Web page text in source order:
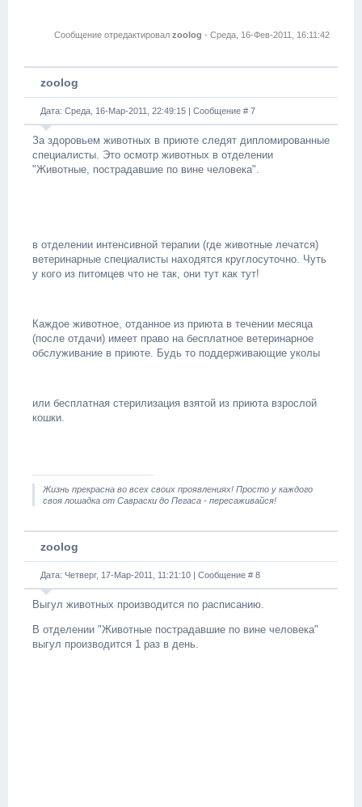
Сообщение отредактировал zoolog - Среда, 16-Фев-2011, 16:11:42
zoolog
Дата: Среда, 16-Мар-2011, 22:49:15 | Сообщение # 7
За здоровьем животных в приюте следят дипломированные
специалисты. Это осмотр животных в отделении
"Животные, пострадавшие по вине человека".
в отделении интенсивной терапии (где животные лечатся)
ветеринарные специалисты находятся круглосуточно. Чуть
у кого из питомцев что не так, они тут как тут!
Каждое животное, отданное из приюта в течении месяца
(после отдачи) имеет право на бесплатное ветеринарное
обслуживание в приюте. Будь то поддерживающие уколы
или бесплатная стерилизация взятой из приюта взрослой
кошки.
Жизнь прекрасна во всех своих проявлениях! Просто у каждого
своя лошадка от Савраски до Пегаса - пересаживайся!
zoolog
Дата: Четверг, 17-Мар-2011, 11:21:10 | Сообщение # 8
Выгул животных производится по расписанию.
В отделении "Животные пострадавшие по вине человека"
выгул производится 1 раз в день.